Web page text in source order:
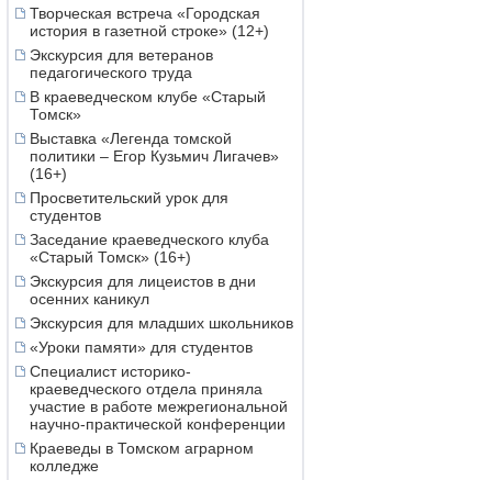
Творческая встреча «Городская
история в газетной строке» (12+)
Экскурсия для ветеранов
педагогического труда
В краеведческом клубе «Старый
Томск»
Выставка «Легенда томской
политики – Егор Кузьмич Лигачев»
(16+)
Просветительский урок для
студентов
Заседание краеведческого клуба
«Старый Томск» (16+)
Экскурсия для лицеистов в дни
осенних каникул
Экскурсия для младших школьников
«Уроки памяти» для студентов
Специалист историко-
краеведческого отдела приняла
участие в работе межрегиональной
научно-практической конференции
Краеведы в Томском аграрном
колледже